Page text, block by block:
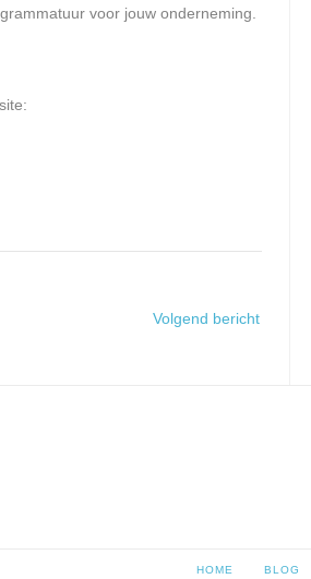
voor jouw onderneming.
Volgend bericht
HOME BLOG